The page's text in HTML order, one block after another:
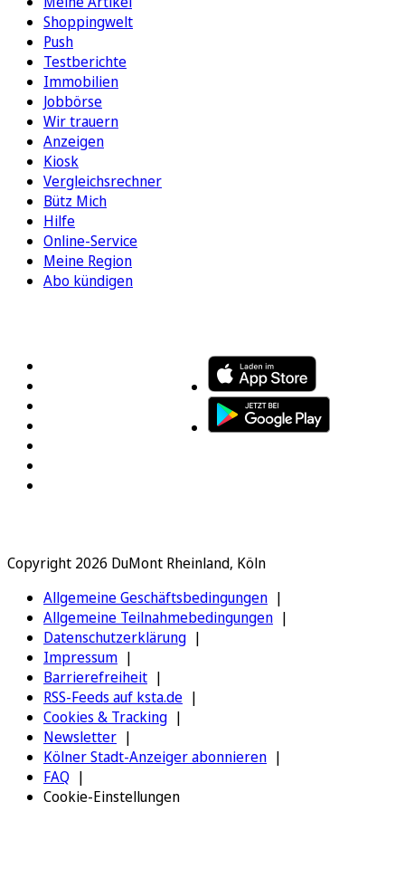
Shoppingwelt
Push
Testberichte
Immobilien
Jobbörse
Wir trauern
Anzeigen
Kiosk
Vergleichsrechner
Bütz Mich
Hilfe
Online-Service
Meine Region
Abo kündigen
Copyright 2026 DuMont Rheinland, Köln
Allgemeine Geschäftsbedingungen
Allgemeine Teilnahmebedingungen
Datenschutzerklärung
Impressum
Barrierefreiheit
RSS-Feeds auf ksta.de
Cookies & Tracking
Newsletter
Kölner Stadt-Anzeiger abonnieren
FAQ
Cookie-Einstellungen